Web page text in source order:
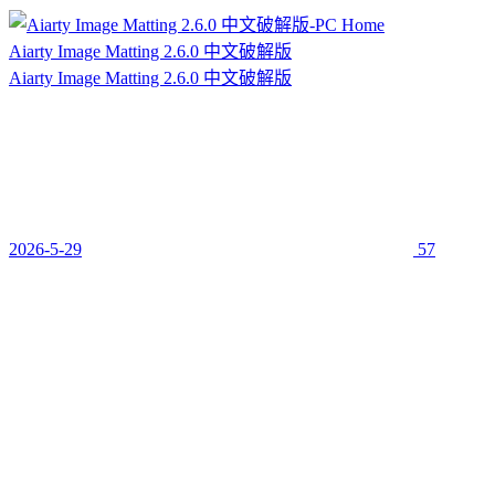
Aiarty Image Matting 2.6.0 中文破解版
Aiarty Image Matting 2.6.0 中文破解版
2026-5-29 57